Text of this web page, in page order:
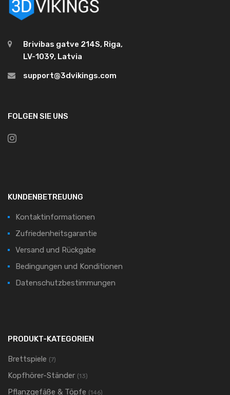
Brivibas gatve 214S, Riga,
LV-1039, Latvia
support@3dvikings.com
FOLGEN SIE UNS
KUNDENBETREUUNG
Kontaktinformationen
Zufriedenheitsgarantie
Versand und Rückgabe
Bedingungen und Konditionen
Datenschutzbestimmungen
PRODUKT-KATEGORIEN
Brettspiele (7)
Kopfhörer-Ständer (13)
Pflanzgefäße & Töpfe (146)